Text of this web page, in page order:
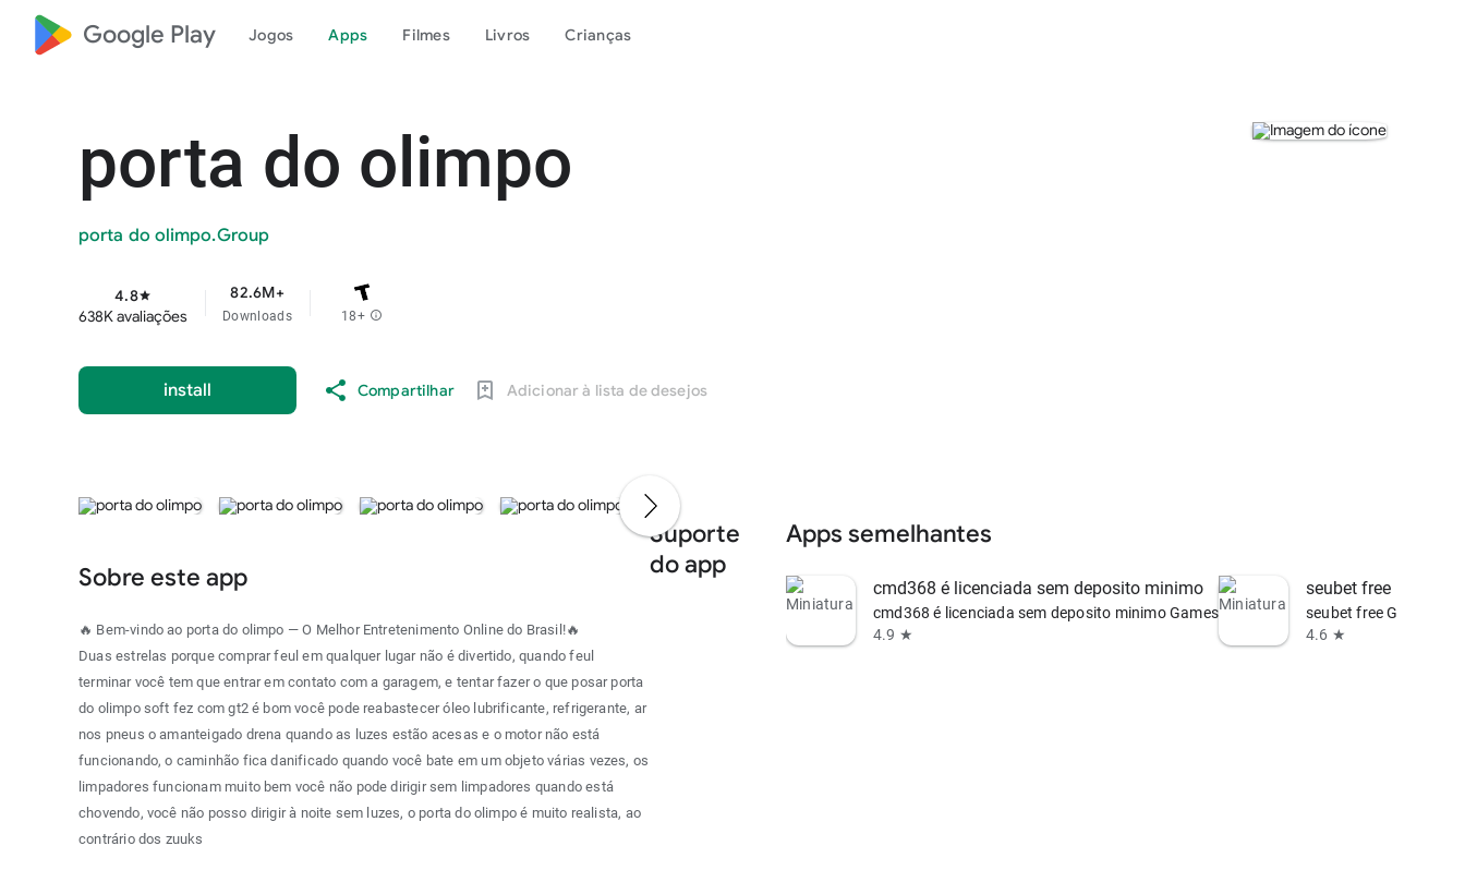
Google Play Jogos Apps Filmes Livros Crianças
porta do olimpo
porta do olimpo.Group
4.8star
638K avaliações
82.6M+
Downloads 18+ info
install Compartilhar Adicionar à lista de desejos
Sobre este app
🔥 Bem-vindo ao porta do olimpo — O Melhor Entretenimento Online do Brasil!🔥
Duas estrelas porque comprar feul em qualquer lugar não é divertido, quando feul
terminar você tem que entrar em contato com a garagem, e tentar fazer o que posar porta
do olimpo soft fez com gt2 é bom você pode reabastecer óleo lubrificante, refrigerante, ar
nos pneus o amanteigado drena quando as luzes estão acesas e o motor não está
funcionando, o caminhão fica danificado quando você bate em um objeto várias vezes, os
limpadores funcionam muito bem você não pode dirigir sem limpadores quando está
chovendo, você não posso dirigir à noite sem luzes, o porta do olimpo é muito realista, ao
contrário dos zuuks
Suporte
do app
Apps semelhantes
cmd368 é licenciada sem deposito minimo
cmd368 é licenciada sem deposito minimo Games
4.9 ★
seubet free
seubet free Games
4.6 ★